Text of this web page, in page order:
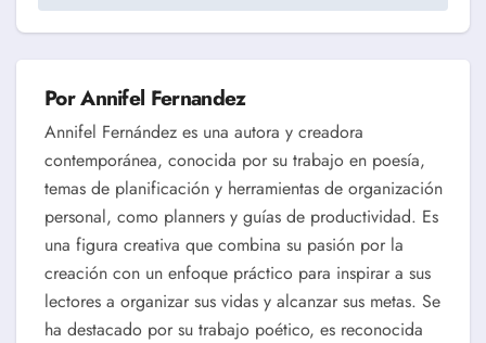
PorAnnifel Fernandez
Annifel Fernández es una autora y creadora
contemporánea, conocida por su trabajo en poesía,
temas de planificación y herramientas de organización
personal, como planners y guías de productividad. Es
una figura creativa que combina su pasión por la
creación con un enfoque práctico para inspirar a sus
lectores a organizar sus vidas y alcanzar sus metas. Se
ha destacado por su trabajo poético, es reconocida